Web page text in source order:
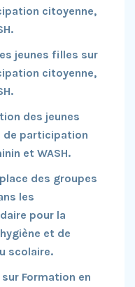
citoyenne,
jeunes filles sur
citoyenne,
des jeunes
participation
et WASH.
des groupes
les
pour la
et de
scolaire.
sur Formation en